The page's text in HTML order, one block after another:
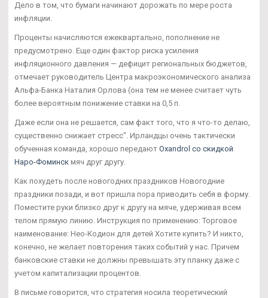
Дело в том, что бумаги начинают дорожать по мере роста
инфляции.
Проценты начисляются ежеквартально, пополнение не
предусмотрено. Еще один фактор риска усиления
инфляционного давления — дефицит региональных бюджетов,
отмечает руководитель Центра макроэкономического анализа
Альфа-Банка Наталия Орлова (она тем не менее считает чуть
более вероятным понижение ставки на 0,5 п.
Даже если она не решается, сам факт того, что я что-то делаю,
существенно снижает стресс". Ирландцы очень тактически
обученная команда, хорошо передают Oxandrol со скидкой
Наро-Фоминск мяч друг другу.
Как похудеть после новогодних праздников Новогодние
праздники позади, и вот пришла пора приводить себя в форму.
Поместите руки близко друг к другу на мяче, удерживая всем
телом прямую линию. Инструкция по применению: Торговое
наименование: Нео-Кодион для детей Хотите купить? И никто,
конечно, не желает повторения таких событий у нас. Причем
банковские ставки не должны превышать эту планку даже с
учетом капитализации процентов.
В письме говорится, что стратегия носила теоретический